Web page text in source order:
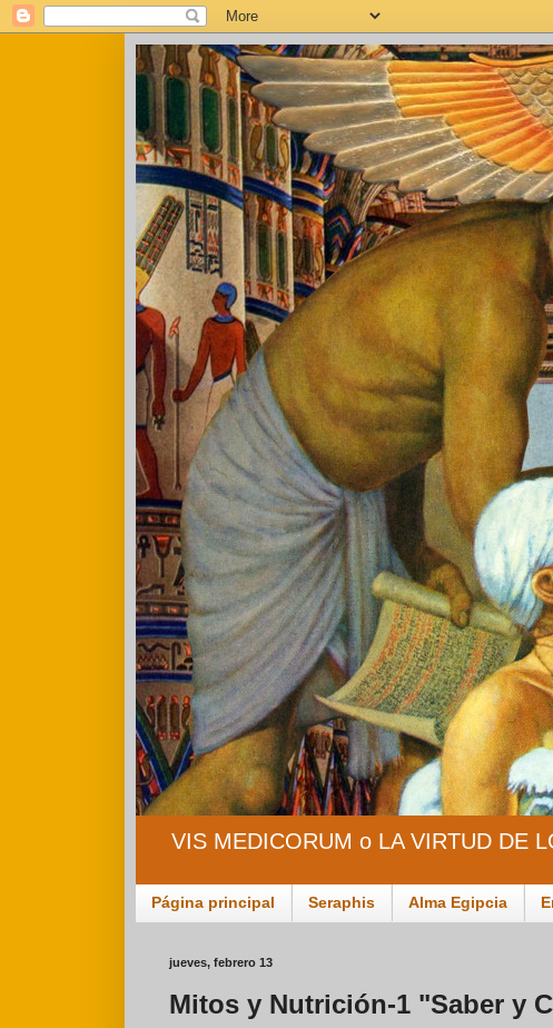
VIS MEDICORUM o LA VIRTUD DE
Página principal Seraphis Alma Egipcia
jueves, febrero 13
Mitos y Nutrición-1 "Saber y